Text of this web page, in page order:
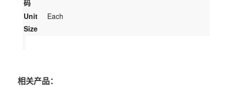
码
Unit
Size
Each
相关产品：